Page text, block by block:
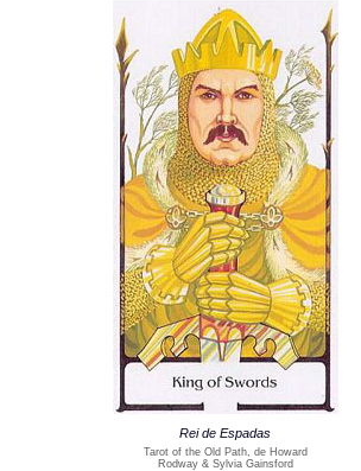
Rei de Espadas
Tarot of the Old Path, de Howard
Rodway & Sylvia Gainsford